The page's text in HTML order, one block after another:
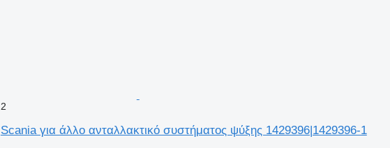
2
Scania για άλλο ανταλλακτικό συστήματος ψύξης 1429396|1429396-1